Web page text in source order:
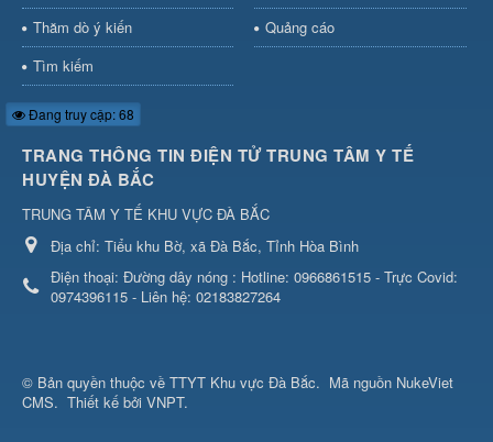
Thăm dò ý kiến
Quảng cáo
Tìm kiếm
Đang truy cập: 68
TRANG THÔNG TIN ĐIỆN TỬ TRUNG TÂM Y TẾ
HUYỆN ĐÀ BẮC
TRUNG TÂM Y TẾ KHU VỰC ĐÀ BẮC
Địa chỉ: Tiểu khu Bờ, xã Đà Bắc, Tỉnh Hòa Bình
Điện thoại: Đường dây nóng : Hotline: 0966861515 - Trực Covid:
0974396115 - Liên hệ: 02183827264
© Bản quyền thuộc về TTYT Khu vực Đà Bắc. Mã nguồn NukeViet
CMS. Thiết kế bởi VNPT.